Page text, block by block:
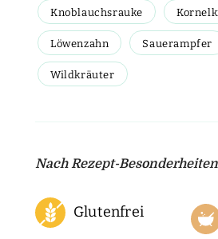
Knoblauchsrauke
Löwenzahn Sauerampfer
Wildkräuter
Nach Rezept-
Glutenfrei